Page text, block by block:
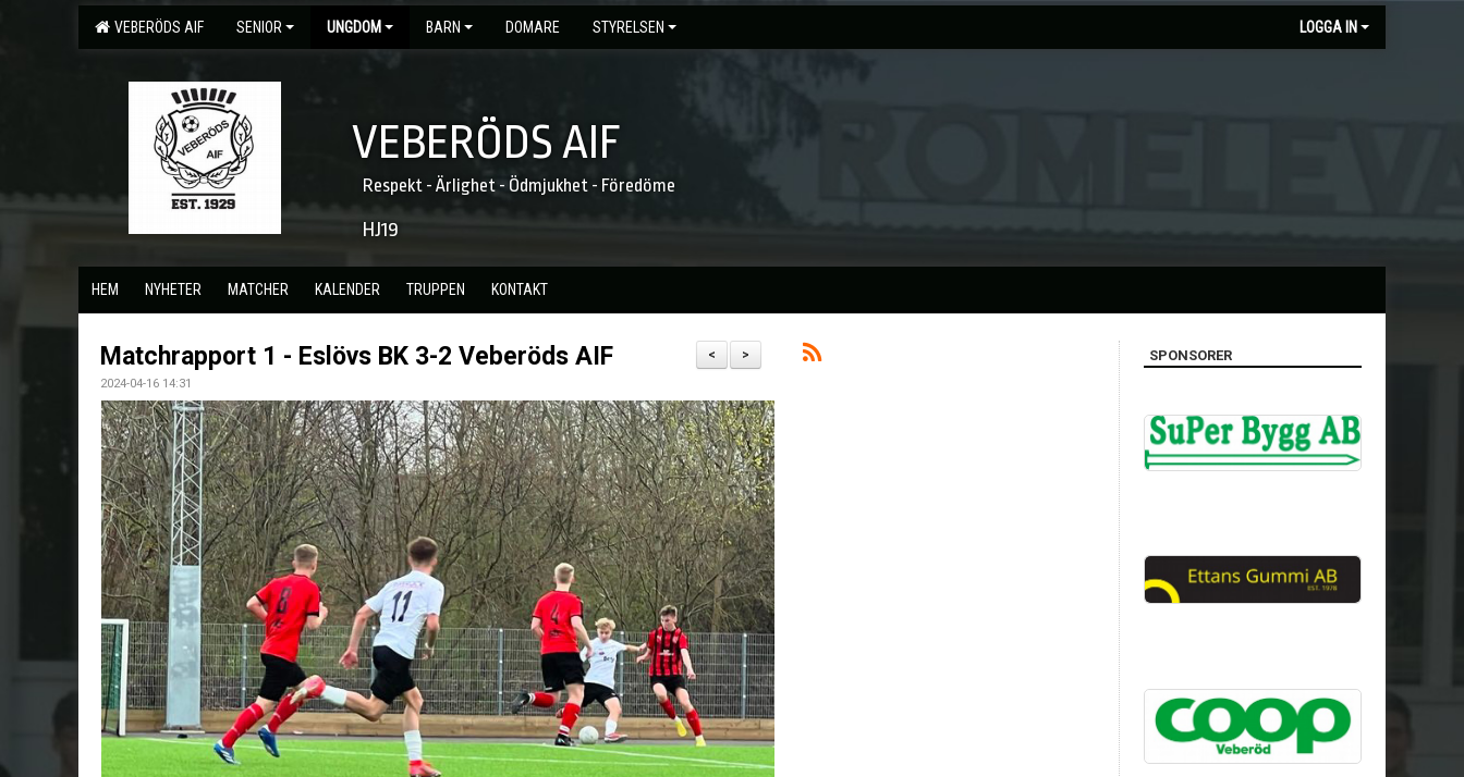
VEBERÖDS AIF SENIOR UNGDOM BARN DOMARE STYRELSEN LOGGA IN
VEBERÖDS AIF
Respekt - Ärlighet - Ödmjukhet - Föredöme
HJ19
HEM NYHETER MATCHER KALENDER TRUPPEN KONTAKT
>
<
Matchrapport 1 - Eslövs BK 3-2 Veberöds AIF
2024-04-16 14:31
SPONSORER